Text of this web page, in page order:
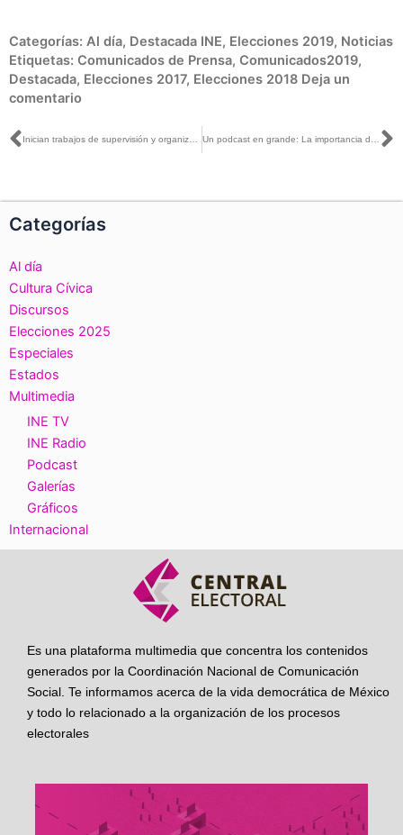
Categorías: Al día, Destacada INE, Elecciones 2019, Noticias
Etiquetas: Comunicados de Prensa, Comunicados2019,
Destacada, Elecciones 2017, Elecciones 2018 Deja un
comentario
Ant
Categorías
Al día
Cultura Cívica
Discursos
Elecciones 2025
Especiales
Estados
Multimedia
INE TV
INE Radio
Podcast
Galerías
Gráficos
Internacional
Es una plataforma multimedia que concentra los contenidos
generados por la Coordinación Nacional de Comunicación
Social. Te informamos acerca de la vida democrática de México
y todo lo relacionado a la organización de los procesos
electorales